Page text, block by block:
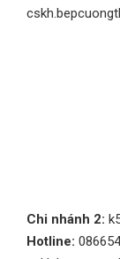
Chi nhánh 2:
Hotline: